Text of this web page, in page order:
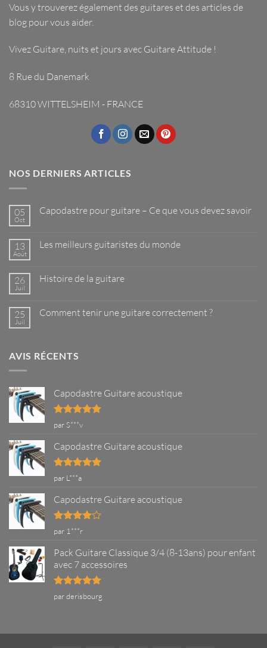
Vous y trouverez également des guitares et des articles de
blog pour vous aider.
Vivez Guitare, nuits et jours avec Guitare Attitude !
8 Rue du Danemark
68310 WITTELSHEIM - FRANCE
NOS DERNIERS ARTICLES
05
Oct
Capodastre pour guitare – Ce que vous devez savoir
Capodastre
Ce
que
13
Août
Les meilleurs guitaristes du monde
Les
monde
26
Juil
Histoire de la guitare
Histoire
25
Juil
Comment tenir une guitare correctement ?
tenir
?
AVIS RÉCENTS
Capodastre Guitare acoustique
Note5sur
par S***v
Capodastre Guitare acoustique
Note5
par L***a
Capodastre Guitare acoustique
Note4
par 1***r
Pack Guitare Classique 3/4 (8-13ans) pour enfant
avec 7 accessoires
Note5sur
par derisbourg